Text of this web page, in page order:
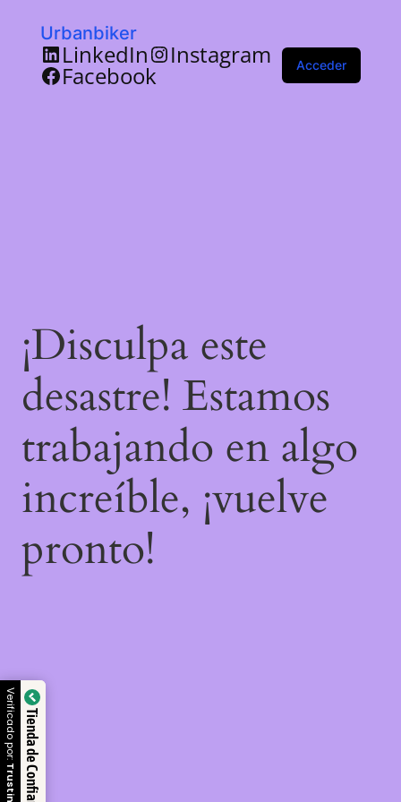
Urbanbiker
LinkedIn Instagram
Facebook Acceder
¡Disculpa este
desastre! Estamos
trabajando en algo
increíble, ¡vuelve
pronto!
Tienda de Confianza
Verificado por: